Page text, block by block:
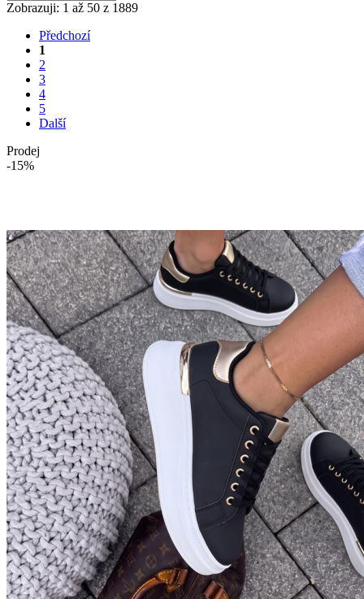
Zobrazuji: 1 až 50 z 1889
Předchozí
1
2
3
4
5
Další
Prodej
-15%